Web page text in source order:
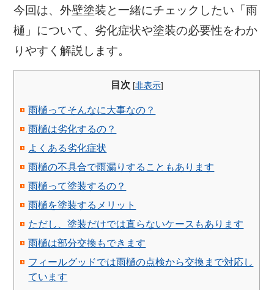
今回は、外壁塗装と一緒にチェックしたい「雨
樋」について、劣化症状や塗装の必要性をわか
りやすく解説します。
目次 [非表示]
雨樋ってそんなに大事なの？
雨樋は劣化するの？
よくある劣化症状
雨樋の不具合で雨漏りすることもあります
雨樋って塗装するの？
雨樋を塗装するメリット
ただし、塗装だけでは直らないケースもあります
雨樋は部分交換もできます
フィールグッドでは雨樋の点検から交換まで対応し
ています